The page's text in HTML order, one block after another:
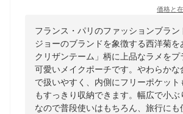
価格と
フランス・パリのファッションブラン
ジョーのブランドを象徴する西洋菊を
クリザンテーム」柄に上品なラメをプ
可愛いメイクポーチです。やわらかな
で扱いやすく、内側にフリーポケット
もすっきり収納できます。幅広で小ぶ
なので普段使いはもちろん、旅行にも